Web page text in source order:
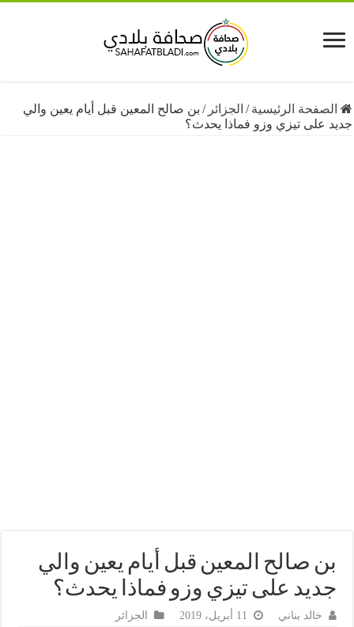
الرئيسية /الجزائر/بن صالح المعين قبل أيام يعين والي
تيزي وزو فماذا يحدث؟
صالح المعين قبل أيام يعين والي
على تيزي وزو فماذا يحدث؟
خالد بناني الجزائر